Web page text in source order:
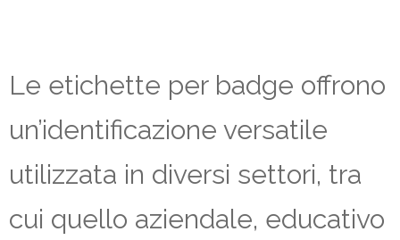
Le etichette per badge offrono
un’identificazione versatile
utilizzata in diversi settori, tra
cui quello aziendale, educativo